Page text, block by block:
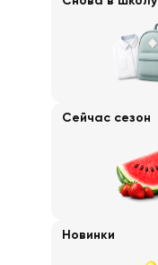
Сейчас сезон
Новинки